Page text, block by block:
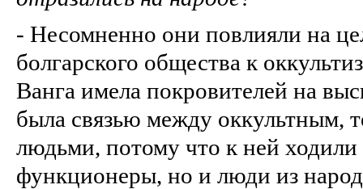
- Несомненно они повлияли на
болгарского общества к
Ванга имела покровителей на
была связью между оккультным,
людьми, потому что к ней
функционеры, но и люди из